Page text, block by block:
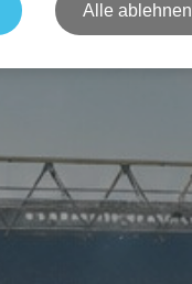
Alle ablehnen